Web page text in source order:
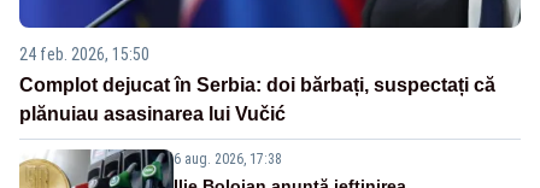
24 feb. 2026, 15:50
Complot dejucat în Serbia: doi bărbați, suspectați că
plănuiau asasinarea lui Vučić
6 aug. 2026, 17:38